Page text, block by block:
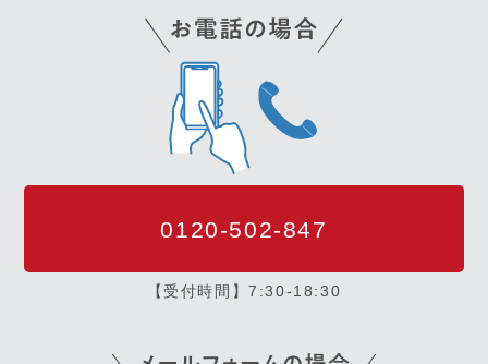
0120-502-847
【受付時間】7:30-18:30